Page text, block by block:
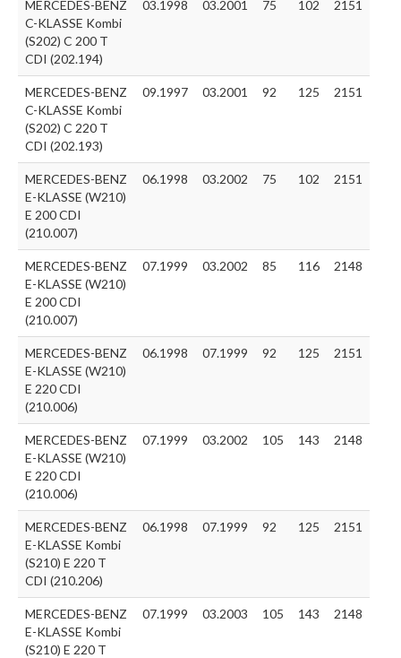
MERCEDES-BENZ
C-KLASSE Kombi
(S202) C 200 T
CDI (202.194)
03.1998 03.2001 75 102 2151
MERCEDES-BENZ
C-KLASSE Kombi
(S202) C 220 T
CDI (202.193)
09.1997 03.2001 92 125 2151
MERCEDES-BENZ
E-KLASSE (W210)
E 200 CDI
(210.007)
06.1998 03.2002 75 102 2151
MERCEDES-BENZ
E-KLASSE (W210)
E 200 CDI
(210.007)
07.1999 03.2002 85 116 2148
MERCEDES-BENZ
E-KLASSE (W210)
E 220 CDI
(210.006)
06.1998 07.1999 92 125 2151
MERCEDES-BENZ
E-KLASSE (W210)
E 220 CDI
(210.006)
07.1999 03.2002 105 143 2148
MERCEDES-BENZ
E-KLASSE Kombi
(S210) E 220 T
CDI (210.206)
06.1998 07.1999 92 125 2151
MERCEDES-BENZ
E-KLASSE Kombi
(S210) E 220 T
07.1999 03.2003 105 143 2148